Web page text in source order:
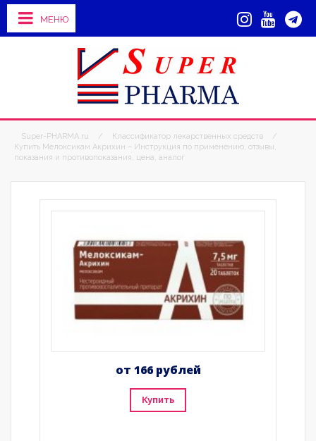
МЕНЮ
Super-PHARMA.ru / Классификатор лекарственных средств
/
Купить Мелоксикам Акрихин – Инструкция по применению, отзывы,
показания и противопоказания, цена, аналог
от 166 рублей
Купить